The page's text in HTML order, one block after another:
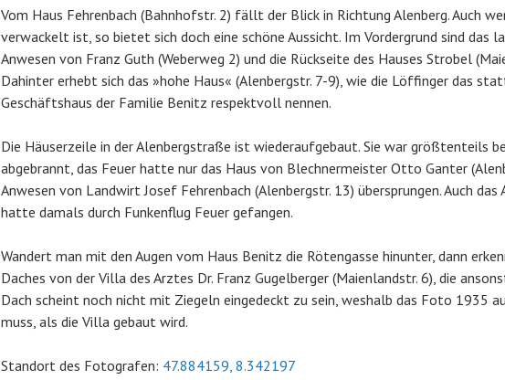
Vom Haus Fehrenbach (Bahnhofstr. 2) fällt der Blick in Richtung Alenberg. Auch
verwackelt ist, so bietet sich doch eine schöne Aussicht. Im Vordergrund sind das
Anwesen von Franz Guth (Weberweg 2) und die Rückseite des Hauses Strobel
Dahinter erhebt sich das »hohe Haus« (Alenbergstr. 7-9), wie die Löffinger das
Geschäftshaus der Familie Benitz respektvoll nennen.
Die Häuserzeile in der Alenbergstraße ist wiederaufgebaut. Sie war größtenteils
abgebrannt, das Feuer hatte nur das Haus von Blechnermeister Otto Ganter
Anwesen von Landwirt Josef Fehrenbach (Alenbergstr. 13) übersprungen. Auch das
hatte damals durch Funkenflug Feuer gefangen.
Wandert man mit den Augen vom Haus Benitz die Rötengasse hinunter, dann
Daches von der Villa des Arztes Dr. Franz Gugelberger (Maienlandstr. 6), die
Dach scheint noch nicht mit Ziegeln eingedeckt zu sein, weshalb das Foto 1935
muss, als die Villa gebaut wird.
Standort des Fotografen: 47.884159, 8.342197